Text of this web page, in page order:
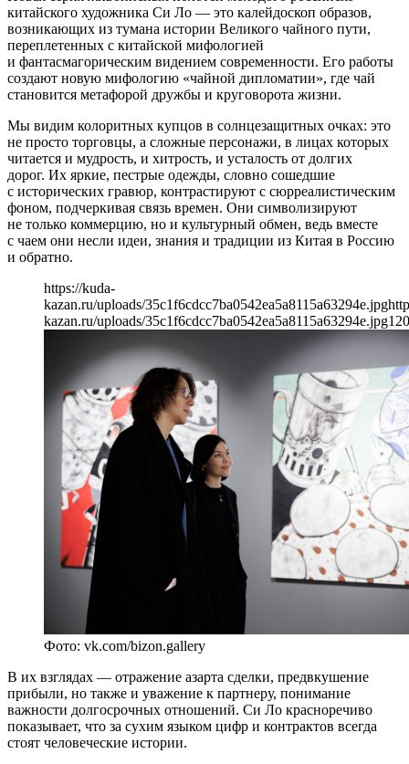
китайского художника Си Ло — это калейдоскоп образов,
возникающих из тумана истории Великого чайного пути,
переплетенных с китайской мифологией
и фантасмагорическим видением современности. Его работы
создают новую мифологию «чайной дипломатии», где чай
становится метафорой дружбы и круговорота жизни.
Мы видим колоритных купцов в солнцезащитных очках: это
не просто торговцы, а сложные персонажи, в лицах которых
читается и мудрость, и хитрость, и усталость от долгих
дорог. Их яркие, пестрые одежды, словно сошедшие
с исторических гравюр, контрастируют с сюрреалистическим
фоном, подчеркивая связь времен. Они символизируют
не только коммерцию, но и культурный обмен, ведь вместе
с чаем они несли идеи, знания и традиции из Китая в Россию
и обратно.
https://kuda-
kazan.ru/uploads/35c1f6cdcc7ba0542ea5a8115a63294e.jpg
kazan.ru/uploads/35c1f6cdcc7ba0542ea5a8115a63294e.jpg
Фото: vk.com/bizon.gallery
В их взглядах — отражение азарта сделки, предвкушение
прибыли, но также и уважение к партнеру, понимание
важности долгосрочных отношений. Си Ло красноречиво
показывает, что за сухим языком цифр и контрактов всегда
стоят человеческие истории.